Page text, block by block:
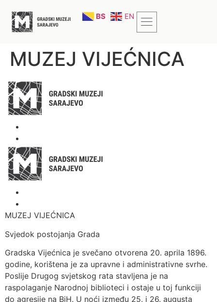
BS EN
MUZEJ VIJEĆNICA
MUZEJ VIJEĆNICA
Svjedok postojanja Grada
Gradska Vijećnica je svečano otvorena 20. aprila 1896.
godine, korištena je za upravne i administrativne svrhe.
Poslije Drugog svjetskog rata stavljena je na
raspolaganje Narodnoj biblioteci i ostaje u toj funkciji
do agresije na BiH. U noći između 25. i 26. augusta